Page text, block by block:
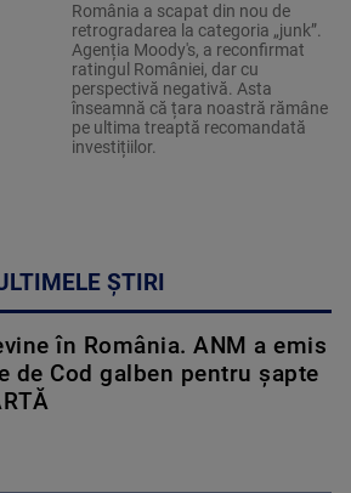
România a scapat din nou de
retrogradarea la categoria „junk”.
Agenția Moody's, a reconfirmat
ratingul României, dar cu
perspectivă negativă. Asta
înseamnă că țara noastră rămâne
pe ultima treaptă recomandată
investițiilor.
ȘTIRI
în România. ANM a emis
de Cod galben pentru șapte